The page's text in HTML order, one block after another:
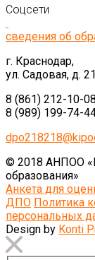
Соцсети
сведения об
г. Краснодар,
ул. Садовая, д.
8 (861) 212-10-08
8 (989) 199-74-
© 2018 АНПОО
образования»
Анкета для
ДПО Политика
персональных
Design by Konti